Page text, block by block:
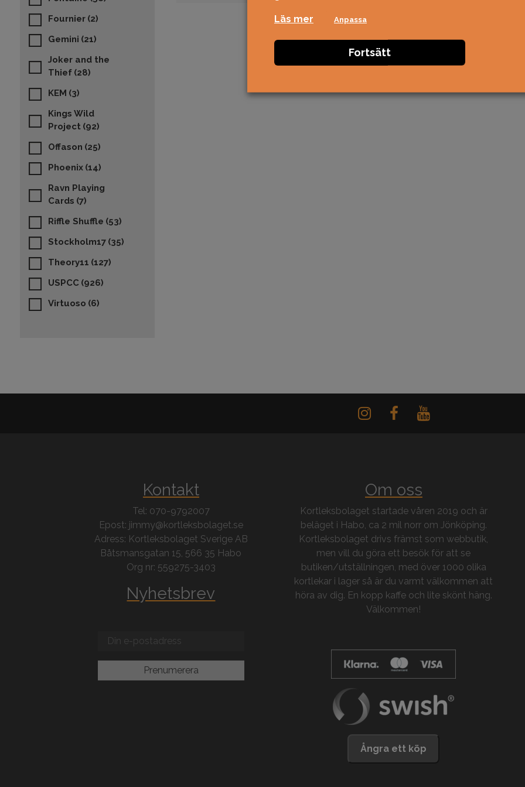
Fournier (2)
Gemini (21)
Joker and the
Thief (28)
KEM (3)
Kings Wild
Project (92)
Offason (25)
Phoenix (14)
Ravn Playing
Cards (7)
Riffle Shuffle (53)
Stockholm17 (35)
Theory11 (127)
USPCC (926)
Virtuoso (6)
Kontakt
Tel: 070-9792007
Epost: jimmy@kortleksbolaget.se
Adress: Kortleksbolaget Sverige AB
Båtsmansgatan 15, 566 35 Habo
Org nr: 559275-3403
Nyhetsbrev
Om oss
Kortleksbolaget startade våren 2019 och är
beläget i Habo, ca 2 mil norr om Jönköping.
Kortleksbolaget drivs främst som webbutik,
men vill du göra ett besök för att se
butiken/utställningen, med över 1000 olika
kortlekar i lager så är du varmt välkommen att
höra av dig. En kopp kaffe och lite skönt häng.
Välkommen!
Ångra ett köp
Läs mer Anpassa
Fortsätt